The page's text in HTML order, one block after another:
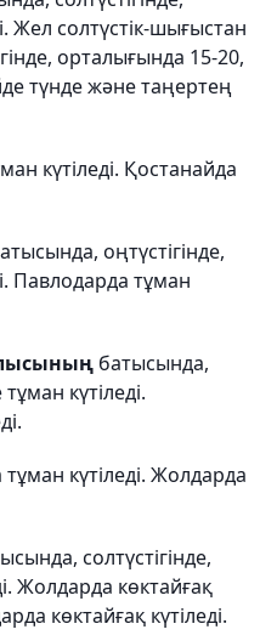
Жел солтүстік-шығыстан
орталығында 15-20,
түнде және таңертең
күтіледі. Қостанайда
оңтүстігінде,
Павлодарда тұман
батысында,
тұман күтіледі.
күтіледі. Жолдарда
солтүстігінде,
Жолдарда көктайғақ
көктайғақ күтіледі.